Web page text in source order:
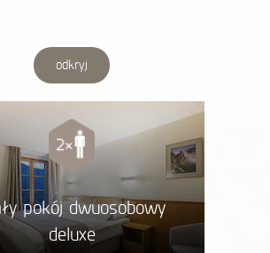
odkryj
pokój dwuosobowy
deluxe